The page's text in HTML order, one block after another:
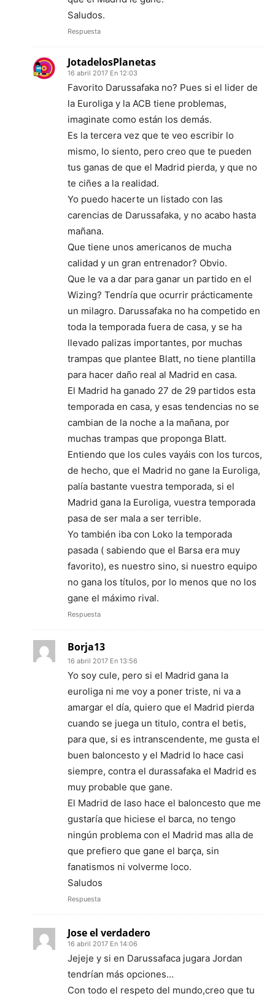
Saludos.
Respuesta
JotadelosPlanetas
16 abril 2017 En 12:03
Favorito Darussafaka no? Pues si el lider de
la Euroliga y la ACB tiene problemas,
imaginate como están los demás.
Es la tercera vez que te veo escribir lo
mismo, lo siento, pero creo que te pueden
tus ganas de que el Madrid pierda, y que no
te ciñes a la realidad.
Yo puedo hacerte un listado con las
carencias de Darussafaka, y no acabo hasta
mañana.
Que tiene unos americanos de mucha
calidad y un gran entrenador? Obvio.
Que le va a dar para ganar un partido en el
Wizing? Tendría que ocurrir prácticamente
un milagro. Darussafaka no ha competido en
toda la temporada fuera de casa, y se ha
llevado palizas importantes, por muchas
trampas que plantee Blatt, no tiene plantilla
para hacer daño real al Madrid en casa.
El Madrid ha ganado 27 de 29 partidos esta
temporada en casa, y esas tendencias no se
cambian de la noche a la mañana, por
muchas trampas que proponga Blatt.
Entiendo que los cules vayáis con los turcos,
de hecho, que el Madrid no gane la Euroliga,
palía bastante vuestra temporada, si el
Madrid gana la Euroliga, vuestra temporada
pasa de ser mala a ser terrible.
Yo también iba con Loko la temporada
pasada ( sabiendo que el Barsa era muy
favorito), es nuestro sino, si nuestro equipo
no gana los títulos, por lo menos que no los
gane el máximo rival.
Respuesta
Borja13
16 abril 2017 En 13:56
Yo soy cule, pero si el Madrid gana la
euroliga ni me voy a poner triste, ni va a
amargar el día, quiero que el Madrid pierda
cuando se juega un titulo, contra el betis,
para que, si es intranscendente, me gusta el
buen baloncesto y el Madrid lo hace casi
siempre, contra el durassafaka el Madrid es
muy probable que gane.
El Madrid de laso hace el baloncesto que me
gustaría que hiciese el barca, no tengo
ningún problema con el Madrid mas alla de
que prefiero que gane el barça, sin
fanatismos ni volverme loco.
Saludos
Respuesta
Jose el verdadero
16 abril 2017 En 14:06
Jejeje y si en Darussafaca jugara Jordan
tendrían más opciones…
Con todo el respeto del mundo,creo que tu